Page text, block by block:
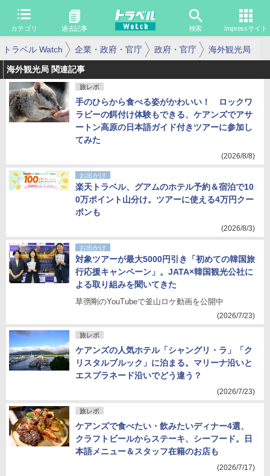
カテゴリ 過去記事 検索 Impressサイト
トラベル Watch 企業・政府・官庁 政府・官庁 海外観光局
海外観光局 関連記事
旅レポ
手のひらから食べる姿がかわいい！ ロックワ
ラビーの餌付け体験もできる、ケアンズでアサ
ートン高原の日本語ガイド付きツアーに参加し
てみた
(2026/8/8)
お出かけ
楽天トラベル、グアムのホテル予約＆宿泊で10
0万ポイント山分け。ツアーに使える4万円クー
ポンも
(2026/8/3)
お出かけ
対象ツアーが最大5000円引き「初めての韓国旅
行応援キャンペーン」。JATA×韓国観光公社に
よる取り組みを聞いてきた
草彅剛のYouTubeで釜山ロケ動画を公開中
(2026/7/23)
旅レポ
ケアンズの人気ホテル「シャングリ・ラ」「ク
リスタルブルック」に泊まる。マリーナ沿いと
エスプラネード沿いでどう違う？
(2026/7/23)
旅レポ
ケアンズで食べたい・飲みたいディナー4選、
クラフトビールからステーキ、シーフード。日
本語メニュー＆スタッフ在籍のお店も
(2026/7/17)